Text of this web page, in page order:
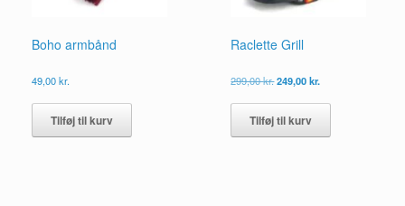
Boho armbånd
49,00kr.
Tilføj til kurv
Raclette Grill
299,00kr.Den
pris
var:
299,00 kr..
249,00kr.
pris
249,00 kr..
Tilføj til kurv